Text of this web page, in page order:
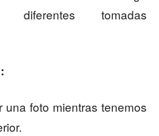
tomadas
una foto mientras tenemos